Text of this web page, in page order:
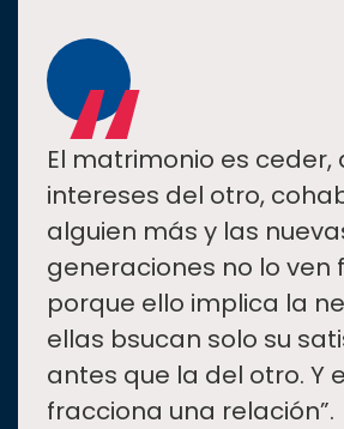
“
El matrimonio es
intereses del otro,
alguien más y las
generaciones no lo ven
porque ello implica la
ellas bsucan solo su
antes que la del otro. Y
fracciona una relación”.